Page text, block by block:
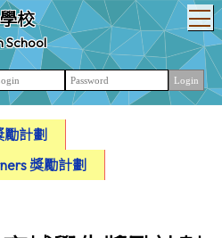
校
School
計劃
獎勵計劃